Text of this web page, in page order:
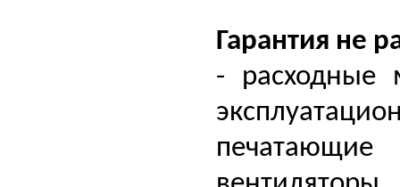
Гарантия не
- расходные
печатающие